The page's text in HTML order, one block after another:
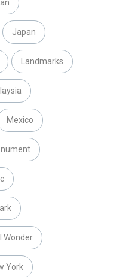
Japan
Landmarks
Mexico
Wonder
York